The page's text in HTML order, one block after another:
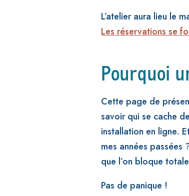
L’atelier aura lieu le
Les réservations se
Pourquoi
Cette page de
savoir qui se cache
installation en ligne.
mes années
que l’on bloque
Pas de panique !